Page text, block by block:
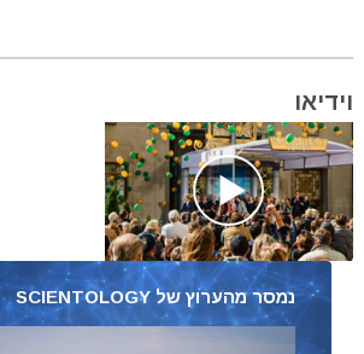
וידיאו
נמסר מהערוץ של SCIENTOLOGY